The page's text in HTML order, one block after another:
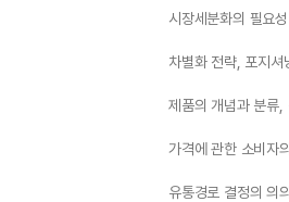
시장세분화의 필요
차별화 전략, 포지
제품의 개념과 분류,
가격에 관한 소비자
유통경로 결정의 의